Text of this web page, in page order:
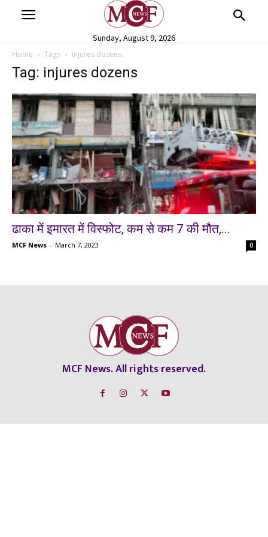
Sunday, August 9, 2026
Home Tags Injures dozens
Tag: injures dozens
ढाका में इमारत में विस्फोट, कम से कम 7 की मौत,...
MCF News - March 7, 2023 0
MCF News. All rights reserved.